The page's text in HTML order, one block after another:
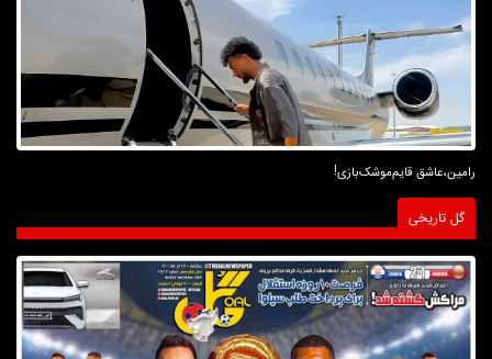
رامین،عاشق قایم‌موشک‌بازی!
گل تاریخی